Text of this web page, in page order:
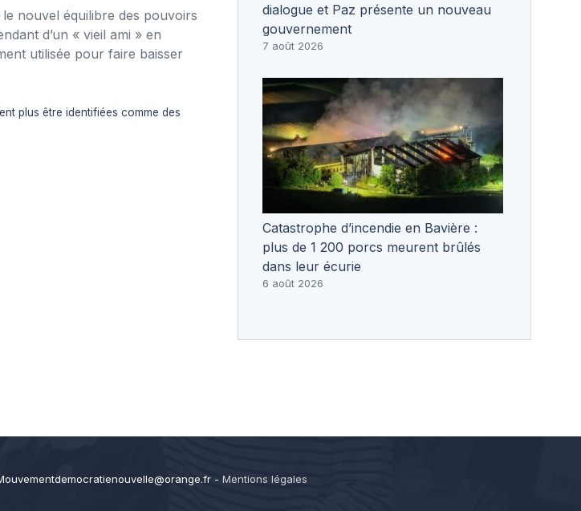
nouvel équilibre des pouvoirs
d’un « vieil ami » en
utilisée pour faire baisser
plus être identifiées comme des
dialogue et Paz présente un nouveau
gouvernement
7 août 2026
Catastrophe d’incendie en Bavière :
plus de 1 200 porcs meurent brûlés
dans leur écurie
6 août 2026
- Mentions légales